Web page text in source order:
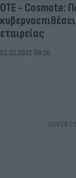
ΟΤΕ - Cosmote:
εταιρείας
01.02.2022 09:10